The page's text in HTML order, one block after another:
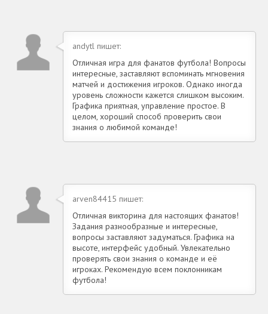
andytl пишет:
Отличная игра для фанатов футбола! Вопросы
интересные, заставляют вспоминать мгновения
матчей и достижения игроков. Однако иногда
уровень сложности кажется слишком высоким.
Графика приятная, управление простое. В
целом, хороший способ проверить свои
знания о любимой команде!
arven84415 пишет:
Отличная викторина для настоящих фанатов!
Задания разнообразные и интересные,
вопросы заставляют задуматься. Графика на
высоте, интерфейс удобный. Увлекательно
проверять свои знания о команде и её
игроках. Рекомендую всем поклонникам
футбола!